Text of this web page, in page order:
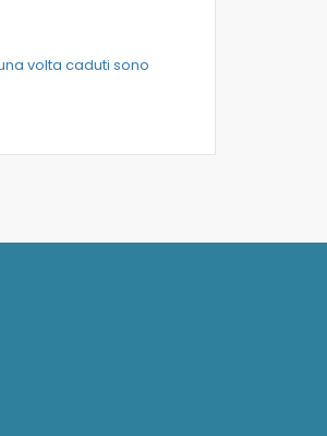
volta caduti sono